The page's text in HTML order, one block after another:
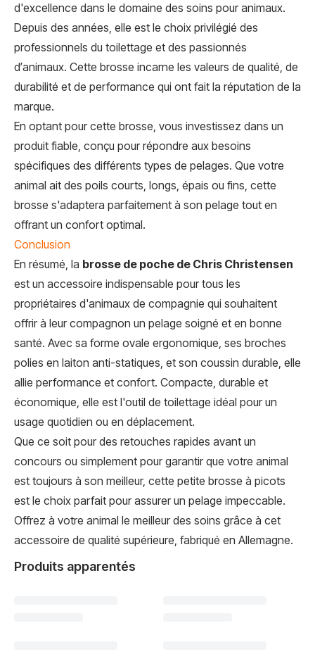
d'excellence dans le domaine des soins pour animaux.
Depuis des années, elle est le choix privilégié des
professionnels du toilettage et des passionnés
d’animaux. Cette brosse incarne les valeurs de qualité, de
durabilité et de performance qui ont fait la réputation de la
marque.
En optant pour cette brosse, vous investissez dans un
produit fiable, conçu pour répondre aux besoins
spécifiques des différents types de pelages. Que votre
animal ait des poils courts, longs, épais ou fins, cette
brosse s'adaptera parfaitement à son pelage tout en
offrant un confort optimal.
Conclusion
En résumé, la brosse de poche de Chris Christensen
est un accessoire indispensable pour tous les
propriétaires d'animaux de compagnie qui souhaitent
offrir à leur compagnon un pelage soigné et en bonne
santé. Avec sa forme ovale ergonomique, ses broches
polies en laiton anti-statiques, et son coussin durable, elle
allie performance et confort. Compacte, durable et
économique, elle est l'outil de toilettage idéal pour un
usage quotidien ou en déplacement.
Que ce soit pour des retouches rapides avant un
concours ou simplement pour garantir que votre animal
est toujours à son meilleur, cette petite brosse à picots
est le choix parfait pour assurer un pelage impeccable.
Offrez à votre animal le meilleur des soins grâce à cet
accessoire de qualité supérieure, fabriqué en Allemagne.
Produits apparentés